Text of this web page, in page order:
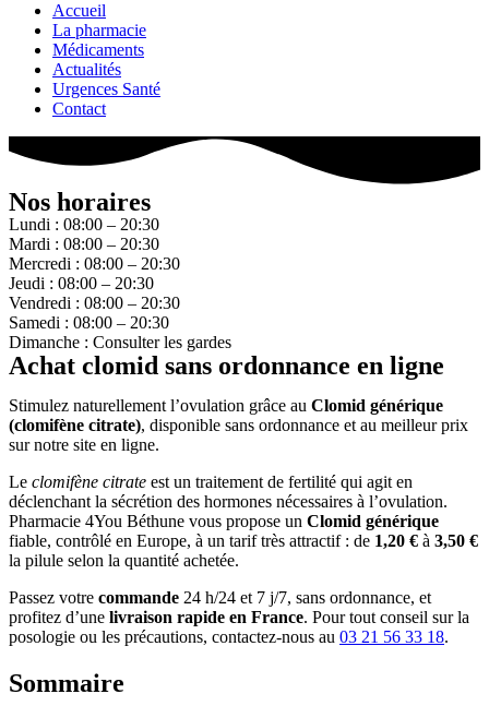
Accueil
La pharmacie
Médicaments
Actualités
Urgences Santé
Contact
Nos horaires
Lundi : 08:00 – 20:30
Mardi : 08:00 – 20:30
Mercredi : 08:00 – 20:30
Jeudi : 08:00 – 20:30
Vendredi : 08:00 – 20:30
Samedi : 08:00 – 20:30
Dimanche : Consulter les gardes
Achat clomid sans ordonnance en ligne
Stimulez naturellement l’ovulation grâce au Clomid générique
(clomifène citrate), disponible sans ordonnance et au meilleur prix
sur notre site en ligne.
Le clomifène citrate est un traitement de fertilité qui agit en
déclenchant la sécrétion des hormones nécessaires à l’ovulation.
Pharmacie 4You Béthune vous propose un Clomid générique
fiable, contrôlé en Europe, à un tarif très attractif : de 1,20 € à 3,50 €
la pilule selon la quantité achetée.
Passez votre commande 24 h/24 et 7 j/7, sans ordonnance, et
profitez d’une livraison rapide en France. Pour tout conseil sur la
posologie ou les précautions, contactez-nous au 03 21 56 33 18.
Sommaire